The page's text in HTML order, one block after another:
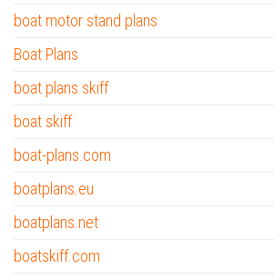
boat motor stand plans
Boat Plans
boat plans skiff
boat skiff
boat-plans.com
boatplans.eu
boatplans.net
boatskiff.com